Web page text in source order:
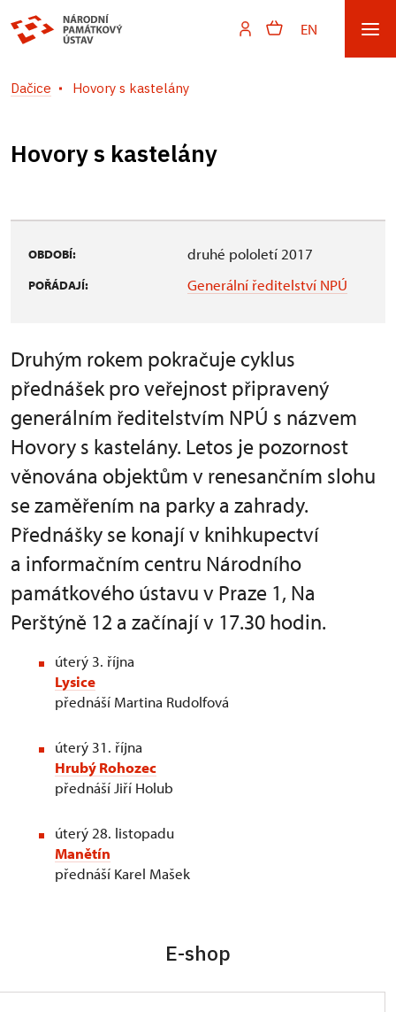
EN
Dačice Hovory s kastelány
Hovory s kastelány
OBDOBÍ: druhé pololetí 2017
POŘÁDAJÍ: Generální ředitelství NPÚ
Druhým rokem pokračuje cyklus
přednášek pro veřejnost připravený
generálním ředitelstvím NPÚ s názvem
Hovory s kastelány. Letos je pozornost
věnována objektům v renesančním slohu
se zaměřením na parky a zahrady.
Přednášky se konají v knihkupectví
a informačním centru Národního
památkového ústavu v Praze 1, Na
Perštýně 12 a začínají v 17.30 hodin.
úterý 3. října
Lysice
přednáší Martina Rudolfová
úterý 31. října
Hrubý Rohozec
přednáší Jiří Holub
úterý 28. listopadu
Manětín
přednáší Karel Mašek
E-shop